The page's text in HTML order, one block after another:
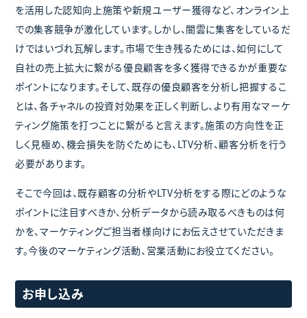
を活用した認知向上施策や新規ユーザー獲得など、オンライン上
での集客競争が激化しています。しかし、闇雲に集客をしているだ
けではいづれ瓦解します。市場で生き残るためには、如何にして
自社の売上拡大に繋がる優良顧客を多く獲得できるかが重要な
ポイントになります。そして、既存の優良顧客を分析し把握するこ
とは、各チャネルの投資対効果を正しく判断し、より有用なマーケ
ティング施策を打つことに繋がると言えます。施策の方向性を正
しく見極め、機会損失を防ぐためにも、LTV分析、顧客分析を行う
必要があります。
そこで今回は、既存顧客の分析やLTV分析をする際にどのような
ポイントに注目すべきか、分析データから読み取るべきものは何
かを、マーケティングご担当者様向けにお伝えさせていただきま
す。今後のマーケティング活動、営業活動にお役立てください。
お申し込み